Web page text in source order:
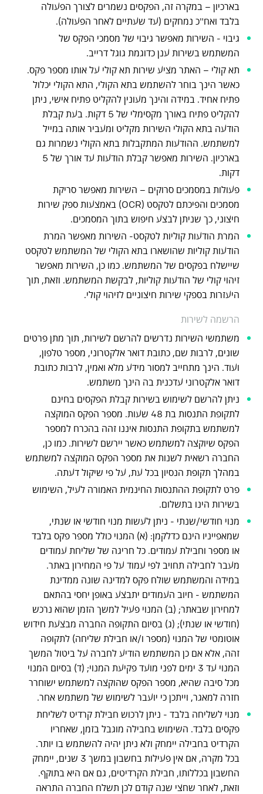
בארכיון – במקרה זה, הפקסים נשמרים לצורך הפעולה
בלבד ואח"כ נמחקים (עד שעתיים לאחר הפעולה).
גיבוי - השירות מאפשר גיבוי של מסמכי הפקס של
המשתמש בשירות ענן כדוגמת גוגל דרייב.
תא קולי – האתר מציע שירות תא קולי על אותו מספר פקס.
כאשר הינך בוחר להשתמש בתא הקולי, התא הקולי יכלול
פתיח אחיד. במידה והינך מעונין להקליט פתיח אישי, ניתן
להקליט פתיח באורך מקסימלי של 5 דקות. בעת קבלת
הודעה בתא הקולי השירות מקליט ומעביר אותה במייל
למשתמש. ההודעות המתקבלות בתא הקולי נשמרות גם
בארכיון. השירות מאפשר קבלת הודעות עד אורך של 5
דקות.
פעולות במסמכים סרוקים – השירות מאפשר סריקת
מסמכים והפיכתם לטקסט (OCR) באמצעות ספק שירות
חיצוני, כך שניתן לבצע חיפוש בתוך המסמכים.
המרת הודעות קוליות לטקסט- השירות מאפשר המרת
הודעות קוליות שהושארו בתא הקולי של המשתמש לטקסט
שיישלח בפקסים של המשתמש. כמו כן, השירות מאפשר
זיהוי קולי של הודעות קוליות, לבקשת המשתמש. וזאת, תוך
היעזרות בספקי שירות חיצוניים לזיהוי קולי.
הרשמה לשירות
משתמשי השירות נדרשים להרשם לשירות, תוך מתן פרטים
שונים, לרבות שם, כתובת דואר אלקטרוני, מספר טלפון,
ועוד. הינך מתחייב למסור מידע מלא ואמין, לרבות כתובת
דואר אלקטרוני עדכנית בה הינך משתמש.
ניתן להרשם לשימוש בשירות קבלת הפקסים בחינם
לתקופת התנסות בת 48 שעות. מספר הפקס המוקצה
למשתמש בתקופת התנסות איננו זהה בהכרח למספר
הפקס שיוקצה למשתמש כאשר יירשם לשירות. כמו כן,
החברה רשאית לשנות את מספר הפקס המוקצה למשתמש
במהלך תקופת הנסיון בכל עת, על פי שיקול דעתה.
פרט לתקופת ההתנסות החינמית האמורה לעיל, השימוש
בשירות הינו בתשלום.
מנוי חודשי/שנתי - ניתן לעשות מנוי חודשי או שנתי,
שמאפייניו הינם כדלקמן: (א) המנוי כולל מספר פקס בלבד
או מספר וחבילת עמודים. כל חריגה של שליחת עמודים
מעבר לחבילה תחויב לפי עמוד על פי המחירון באתר.
במידה והמשתמש שולח פקס למדינה שונה ממדינת
המשתמש - חיוב העמודים יתבצע באופן יחסי בהתאם
למחירון שבאתר; (ב) המנוי פעיל למשך הזמן שהוא נרכש
(חודשי או שנתי); (ג) בסיום התקופה החברה מבצעת חידוש
אוטומטי של המנוי (מספר ו/או חבילת שליחה) לתקופה
זהה, אלא אם כן המשתמש הודיע לחברה על ביטול המשך
המנוי עד 3 ימים לפני מועד פקיעת המנוי; (ד) בסיום המנוי
מכל סיבה שהיא, מספר הפקס שהוקצה למשתמש ישוחרר
חזרה למאגר, וייתכן כי יועבר לשימוש של משתמש אחר.
מנוי לשליחה בלבד - ניתן לרכוש חבילת קרדיט לשליחת
פקסים בלבד. השימוש בחבילה מוגבל בזמן, שאחריו
הקרדיט בחבילה יימחק ולא ניתן יהיה להשתמש בו יותר.
בכל מקרה, אם אין פעילות בחשבון במשך 3 שנים, יימחק
החשבון בכללותו, חבילת הקרדיטים, גם אם היא בתוקף.
וזאת, לאחר שחצי שנה קודם לכן תשלח החברה התראה